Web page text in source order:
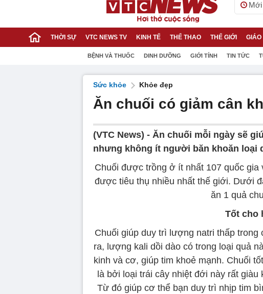
Mới
THỜI SỰ VTC NEWS TV KINH TẾ THỂ THAO THẾ GIỚI GIÁO
BỆNH VÀ THUỐC DINH DƯỠNG GIỚI TÍNH TIN TỨC
Sức khỏe Khỏe đẹp
Ăn chuối có giảm cân
(VTC News) - Ăn chuối mỗi ngày sẽ
nhưng không ít người băn khoăn loại
Chuối được trồng ở ít nhất 107 quốc
được tiêu thụ nhiều nhất thế giới. Dưới
ăn 1 quả
Tốt cho
Chuối giúp duy trì lượng natri thấp
ra, lượng kali dồi dào có trong loại quả
kinh và cơ, giúp tim khoẻ mạnh. Chuối
là bởi loại trái cây nhiệt đới này rất
Từ đó giúp cơ thể bạn duy trì nhịp tim